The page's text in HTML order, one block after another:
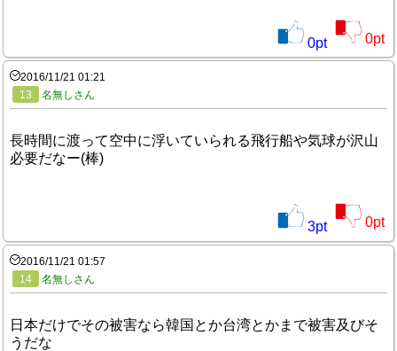
0pt 0pt
2016/11/21 01:21
13
名無しさん
長時間に渡って空中に浮いていられる飛行船や気球が沢山
必要だなー(棒)
3pt 0pt
2016/11/21 01:57
14
名無しさん
日本だけでその被害なら韓国とか台湾とかまで被害及びそ
うだな